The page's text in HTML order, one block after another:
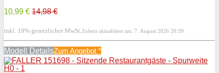
10,99 € 14,98 €
inkl. 19% gesetzlicher MwSt.Zuletzt aktualisiert am: 7. August 2026 20:39
Modell DetailsZum Angebot *